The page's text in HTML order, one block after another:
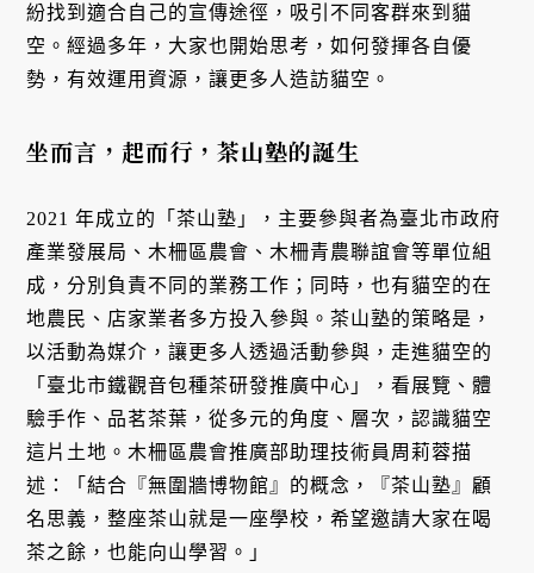
紛找到適合自己的宣傳途徑，吸引不同客群來到貓
空。經過多年，大家也開始思考，如何發揮各自優
勢，有效運用資源，讓更多人造訪貓空。
坐而言，起而行，茶山塾的誕生
2021 年成立的「茶山塾」，主要參與者為臺北市政府
產業發展局、木柵區農會、木柵青農聯誼會等單位組
成，分別負責不同的業務工作；同時，也有貓空的在
地農民、店家業者多方投入參與。茶山塾的策略是，
以活動為媒介，讓更多人透過活動參與，走進貓空的
「臺北市鐵觀音包種茶研發推廣中心」，看展覽、體
驗手作、品茗茶葉，從多元的角度、層次，認識貓空
這片土地。木柵區農會推廣部助理技術員周莉蓉描
述：「結合『無圍牆博物館』的概念，『茶山塾』顧
名思義，整座茶山就是一座學校，希望邀請大家在喝
茶之餘，也能向山學習。」